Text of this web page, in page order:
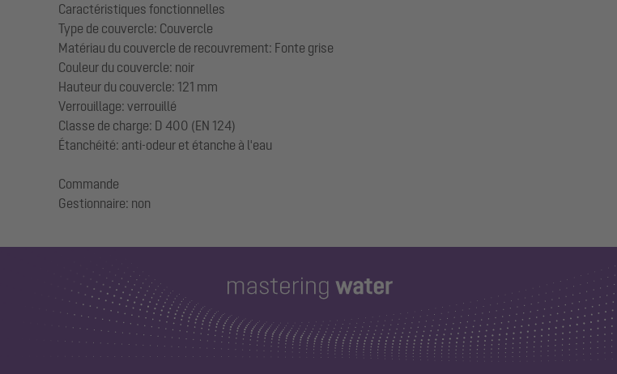
Caractéristiques fonctionnelles
Type de couvercle: Couvercle
Matériau du couvercle de recouvrement: Fonte grise
Couleur du couvercle: noir
Hauteur du couvercle: 121 mm
Verrouillage: verrouillé
Classe de charge: D 400 (EN 124)
Étanchéité: anti-odeur et étanche à l'eau
Commande